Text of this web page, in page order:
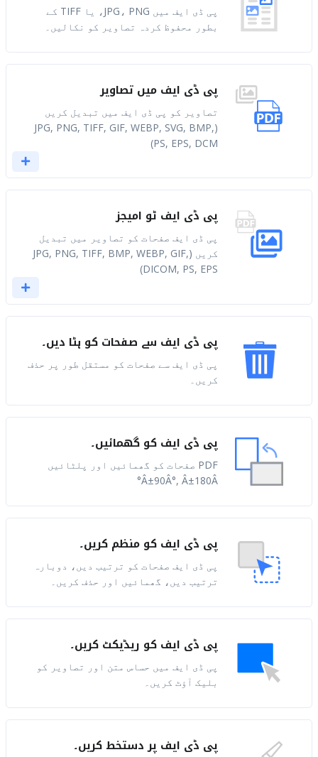
پی ڈی ایف میں JPG، PNG، یا TIFF کے
بطور محفوظ کردہ تصاویر کو نکالیں۔
پی ڈی ایف میں تصاویر
تصاویر کو پی ڈی ایف میں تبدیل کریں
(JPG, PNG, TIFF, GIF, WEBP, SVG, BMP,
PS, EPS, DCM)
پی ڈی ایف ٹو امیجز
پی ڈی ایف صفحات کو تصاویر میں تبدیل
کریں (JPG, PNG, TIFF, BMP, WEBP, GIF,
DICOM, PS, EPS)
پی ڈی ایف سے صفحات کو ہٹا دیں۔
پی ڈی ایف سے صفحات کو مستقل طور پر حذف
کریں۔
پی ڈی ایف کو گھمائیں۔
PDF صفحات کو گھمائیں اور پلٹائیں
Â±90Â°, Â±180Â°
پی ڈی ایف کو منظم کریں۔
پی ڈی ایف صفحات کو ترتیب دیں، دوبارہ
ترتیب دیں، گھمائیں اور حذف کریں۔
پی ڈی ایف کو ریڈیکٹ کریں۔
پی ڈی ایف میں حساس متن اور تصاویر کو
بلیک آؤٹ کریں۔
پی ڈی ایف پر دستخط کریں۔